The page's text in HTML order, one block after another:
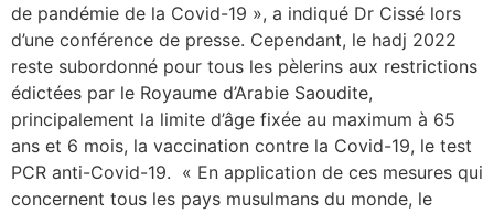
de pandémie de la Covid-19 », a indiqué Dr Cissé lors
d’une conférence de presse. Cependant, le hadj 2022
reste subordonné pour tous les pèlerins aux restrictions
édictées par le Royaume d’Arabie Saoudite,
principalement la limite d’âge fixée au maximum à 65
ans et 6 mois, la vaccination contre la Covid-19, le test
PCR anti-Covid-19. « En application de ces mesures qui
concernent tous les pays musulmans du monde, le